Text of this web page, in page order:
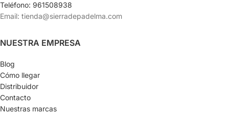
Teléfono: 961508938
Email: tienda@sierradepadelma.com
NUESTRA EMPRESA
Blog
Cómo llegar
Distribuidor
Contacto
Nuestras marcas